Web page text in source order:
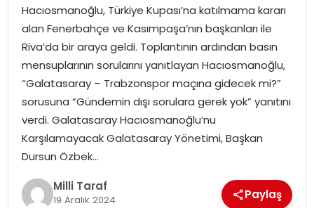
MAGAZIN
Hacıosmanoğlu, Türkiye Kupası’na katılmama kararı
alan Fenerbahçe ve Kasımpaşa’nın başkanları ile
Riva’da bir araya geldi. Toplantının ardından basın
mensuplarının sorularını yanıtlayan Hacıosmanoğlu,
“Galatasaray – Trabzonspor maçına gidecek mi?”
sorusuna “Gündemin dışı sorulara gerek yok” yanıtını
verdi. Galatasaray Hacıosmanoğlu’nu
Karşılamayacak Galatasaray Yönetimi, Başkan
Dursun Özbek…
Milli Taraf
19 Aralık 2024 Paylaş